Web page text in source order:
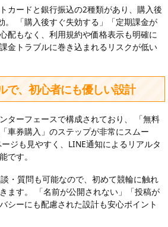
カードと銀行振込の2種類があり、購入後
。 「購入後すぐ失効する」「定期課金が
配もなく、利用規約や価格表示も明確に
金トラブルに巻き込まれるリスクが低い
で、初心者にも優しい設計
ターフェースで構成されており、 「無料
券購入」のステップが非常にスムー
ジも見やすく、LINE通知によるリアルタ
です。
・質問も可能なので、初めて競輪に触れ
ます。 「名前が公開されない」「投稿が
シーにも配慮された設計も安心ポイント